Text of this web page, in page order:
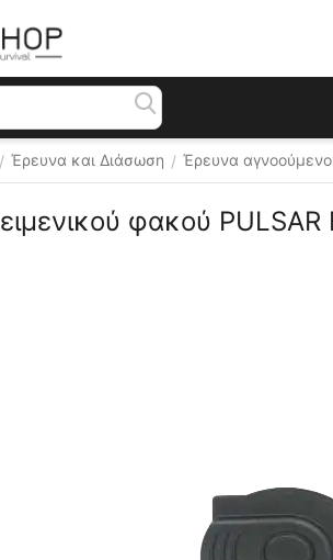
/ Έρευνα και Διάσωση / Έρευνα
φακού